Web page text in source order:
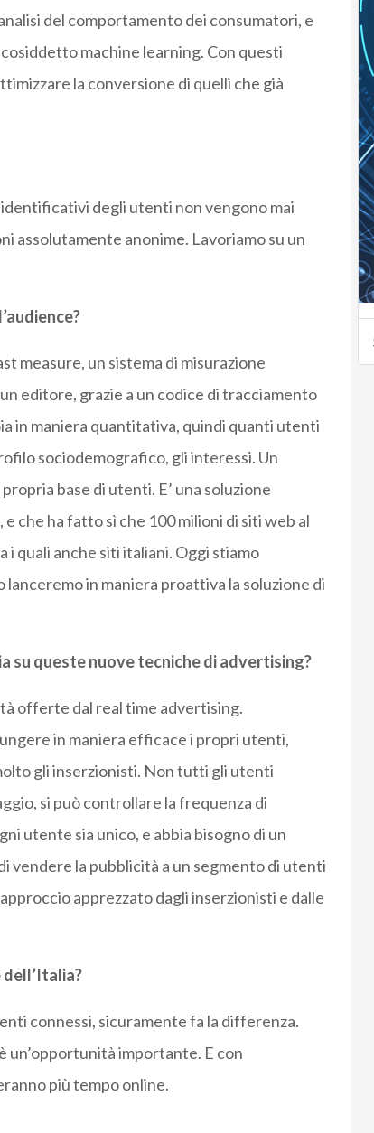
del comportamento dei consumatori, e
machine learning. Con questi
la conversione di quelli che già
degli utenti non vengono mai
assolutamente anonime. Lavoriamo su un
measure, un sistema di misurazione
editore, grazie a un codice di tracciamento
in maniera quantitativa, quindi quanti utenti
sociodemografico, gli interessi. Un
base di utenti. E’ una soluzione
che ha fatto sì che 100 milioni di siti web al
i quali anche siti italiani. Oggi stiamo
in maniera proattiva la soluzione di
su queste nuove tecniche di advertising?
offerte dal real time advertising.
in maniera efficace i propri utenti,
gli inserzionisti. Non tutti gli utenti
si può controllare la frequenza di
utente sia unico, e abbia bisogno di un
vendere la pubblicità a un segmento di utenti
apprezzato dagli inserzionisti e dalle
connessi, sicuramente fa la differenza.
un’opportunità importante. E con
più tempo online.